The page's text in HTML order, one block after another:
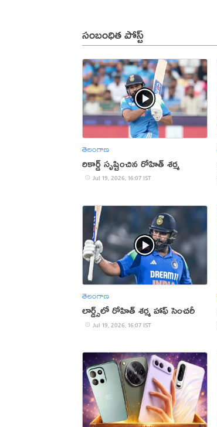
సంబంధిత పోస్ట్
తెలంగాణ
రికార్డ్ సృష్టించిన రోహిత్ శర్మ
Jul 19, 2026, 16:07 IST
తెలంగాణ
లార్డ్స్‌లో రోహిత్ శర్మ హాఫ్ సెంచరీ
Jul 19, 2026, 16:07 IST